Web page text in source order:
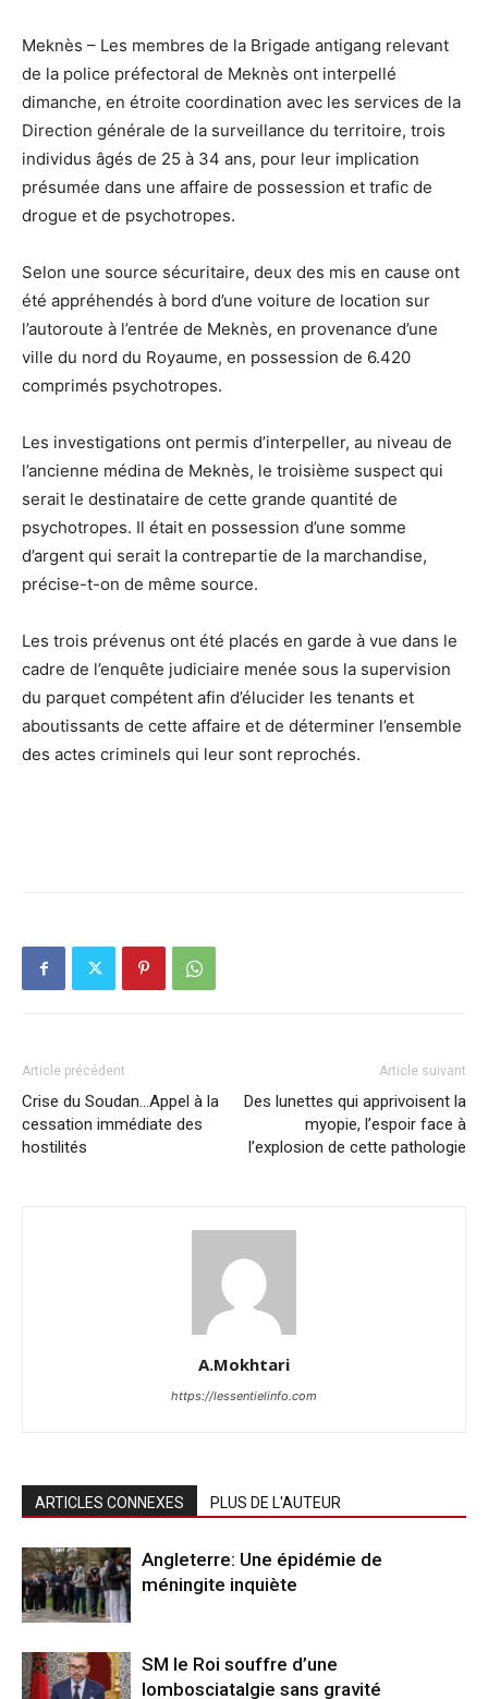
Meknès – Les membres de la Brigade antigang relevant
de la police préfectoral de Meknès ont interpellé
dimanche, en étroite coordination avec les services de la
Direction générale de la surveillance du territoire, trois
individus âgés de 25 à 34 ans, pour leur implication
présumée dans une affaire de possession et trafic de
drogue et de psychotropes.
Selon une source sécuritaire, deux des mis en cause ont
été appréhendés à bord d’une voiture de location sur
l’autoroute à l’entrée de Meknès, en provenance d’une
ville du nord du Royaume, en possession de 6.420
comprimés psychotropes.
Les investigations ont permis d’interpeller, au niveau de
l’ancienne médina de Meknès, le troisième suspect qui
serait le destinataire de cette grande quantité de
psychotropes. Il était en possession d’une somme
d’argent qui serait la contrepartie de la marchandise,
précise-t-on de même source.
Les trois prévenus ont été placés en garde à vue dans le
cadre de l’enquête judiciaire menée sous la supervision
du parquet compétent afin d’élucider les tenants et
aboutissants de cette affaire et de déterminer l’ensemble
des actes criminels qui leur sont reprochés.
Article précédent
Crise du Soudan…Appel à la
cessation immédiate des
hostilités
Article suivant
Des lunettes qui apprivoisent la
myopie, l’espoir face à
l’explosion de cette pathologie
A.Mokhtari
https://lessentielinfo.com
ARTICLES CONNEXES PLUS DE L'AUTEUR
Angleterre: Une épidémie de
méningite inquiète
SM le Roi souffre d’une
lombosciatalgie sans gravité